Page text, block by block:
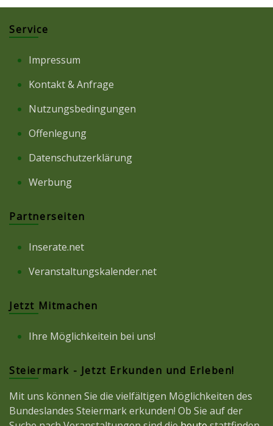
Service
Impressum
Kontakt & Anfrage
Nutzungsbedingungen
Offenlegung
Datenschutzerklärung
Werbung
Partnerseiten
Inserate.net
Veranstaltungskalender.net
Jetzt Mitmachen
Ihre Möglichkeitein bei uns!
Steiermark - Jetzt Erkunden und Erleben!
Mit uns können Sie die vielfältigen Möglichkeiten des
Bundeslandes Steiermark erkunden! Ob Sie auf der